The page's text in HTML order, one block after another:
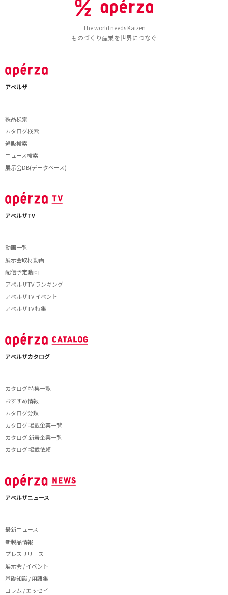
The world needs Kaizen
ものづくり産業を世界につなぐ
アペルザ
製品検索
カタログ検索
通販検索
ニュース検索
展示会DB(データベース)
アペルザTV
動画一覧
展示会取材動画
配信予定動画
アペルザTV ランキング
アペルザTV イベント
アペルザTV 特集
アペルザカタログ
カタログ 特集一覧
おすすめ情報
カタログ分類
カタログ 掲載企業一覧
カタログ 新着企業一覧
カタログ 掲載依頼
アペルザニュース
最新ニュース
新製品情報
プレスリリース
展示会 / イベント
基礎知識 / 用語集
コラム / エッセイ